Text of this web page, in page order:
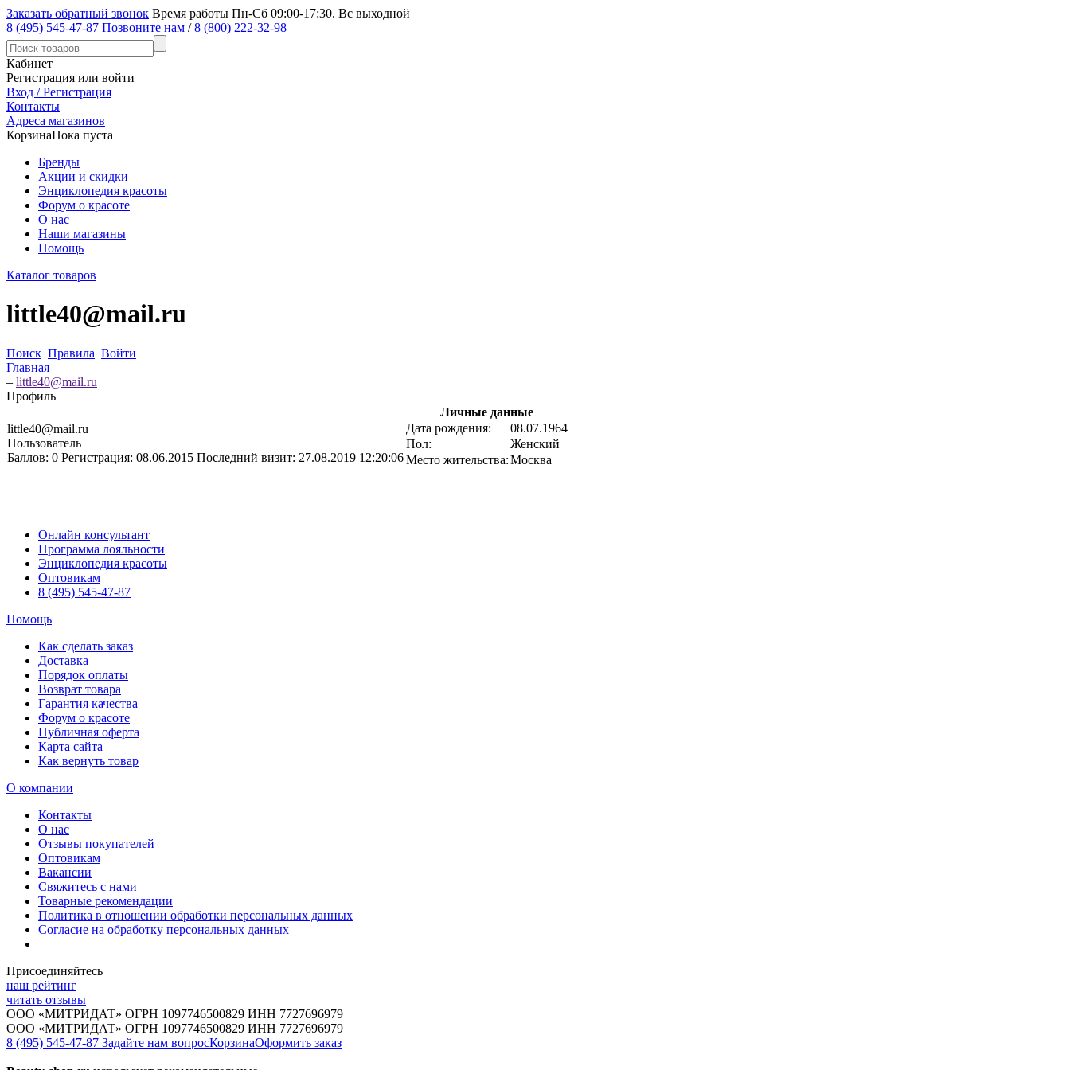
Заказать обратный звонок Время работы Пн-Сб 09:00-17:30. Вс выходной
8 (495) 545-47-87 Позвоните нам / 8 (800) 222-32-98
Кабинет
Регистрация или войти
Вход / Регистрация
Контакты
Адреса магазинов
КорзинаПока пуста
Бренды
Акции и скидки
Энциклопедия красоты
Форум о красоте
О нас
Наши магазины
Помощь
Каталог товаров
little40@mail.ru
Поиск Правила Войти
Главная
– little40@mail.ru
Профиль
little40@mail.ru
Пользователь
Баллов: 0 Регистрация: 08.06.2015 Последний визит: 27.08.2019 12:20:06
Личные данные
Дата рождения:
08.07.1964
Пол:
Женский
Место жительства:Москва
Онлайн консультант
Программа лояльности
Энциклопедия красоты
Оптовикам
8 (495) 545-47-87
Помощь
Как сделать заказ
Доставка
Порядок оплаты
Возврат товара
Гарантия качества
Форум о красоте
Публичная оферта
Карта сайта
Как вернуть товар
О компании
Контакты
О нас
Отзывы покупателей
Оптовикам
Вакансии
Свяжитесь с нами
Товарные рекомендации
Политика в отношении обработки персональных данных
Согласие на обработку персональных данных
Присоединяйтесь
наш рейтинг
читать отзывы
ООО «МИТРИДАТ» ОГРН 1097746500829 ИНН 7727696979
ООО «МИТРИДАТ» ОГРН 1097746500829 ИНН 7727696979
8 (495) 545-47-87 Задайте нам вопросКорзинаОформить заказ